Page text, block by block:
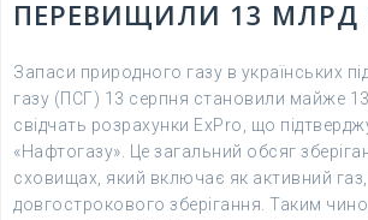
ПЕРЕВИЩИЛИ 13 МЛРД
Запаси природного газу в українських
газу (ПСГ) 13 серпня становили майже
свідчать розрахунки ExPro, що
«Нафтогазу». Це загальний обсяг
сховищах, який включає як активний газ,
довгострокового зберігання. Таким